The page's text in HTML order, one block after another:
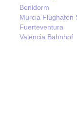
Benidorm
Murcia Flughafen
Fuerteventura
Valencia Bahnhof